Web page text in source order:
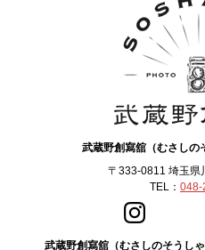
武蔵野創寫舘（むさしの
〒333-0811 埼玉県
TEL： 048-
武蔵野創寫舘（むさしのそうし